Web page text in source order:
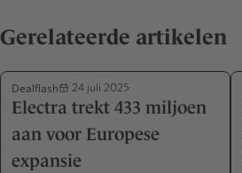
Gerelateerde artikelen
Dealflash 24 juli 2025
Electra trekt 433 miljoen
aan voor Europese
expansie